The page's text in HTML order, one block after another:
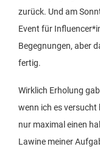
zurück. Und am
Event für
Begegnungen, aber
fertig.
Wirklich Erholung
wenn ich es versucht
nur maximal einen
Lawine meiner